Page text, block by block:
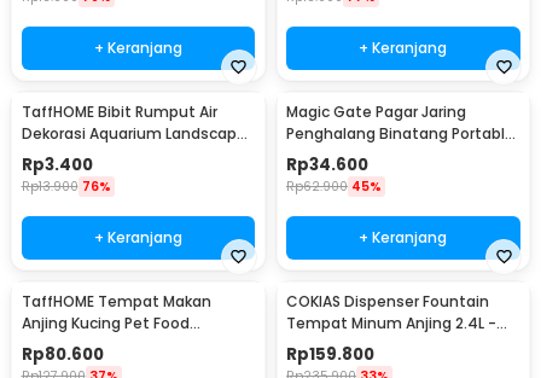
+ Keranjang + Keranjang
TaffHOME Bibit Rumput Air
Dekorasi Aquarium Landscape
Ornament 10g Love Grass -
H0027
Rp3.400
Rp13.900 76%
+ Keranjang
Magic Gate Pagar Jaring
Penghalang Binatang Portable
Pet Mesh Fence - TV1
Rp34.600
Rp62.900 45%
+ Keranjang
TaffHOME Tempat Makan
Anjing Kucing Pet Food
Dispenser - PET0640
Rp80.600
COKIAS Dispenser Fountain
Tempat Minum Anjing 2.4L -
DR008
Rp159.800